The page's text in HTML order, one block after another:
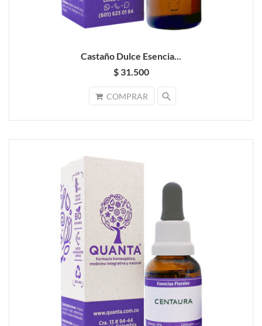
Castaño Dulce Esencia...
$ 31.500
COMPRAR search